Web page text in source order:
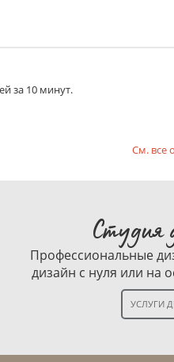
за 10 минут.
См. все
Студия
Профессиональные
дизайн с нуля или на